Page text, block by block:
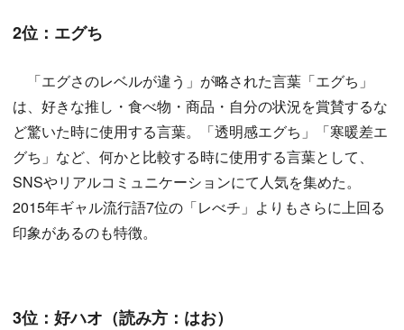
2位：エグち
「エグさのレベルが違う」が略された言葉「エグち」
は、好きな推し・食べ物・商品・自分の状況を賞賛するな
ど驚いた時に使用する言葉。「透明感エグち」「寒暖差エ
グち」など、何かと比較する時に使用する言葉として、
SNSやリアルコミュニケーションにて人気を集めた。
2015年ギャル流行語7位の「レべチ」よりもさらに上回る
印象があるのも特徴。
3位：好ハオ（読み方：はお）